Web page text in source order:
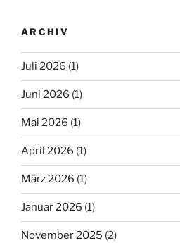
ARCHIV
Juli 2026 (1)
Juni 2026 (1)
Mai 2026 (1)
April 2026 (1)
März 2026 (1)
Januar 2026 (1)
November 2025 (2)